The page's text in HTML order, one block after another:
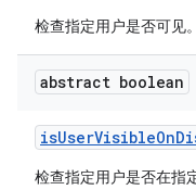
检查指定用户是否可见。
abstract boolean
isUserVisibleOn
检查指定用户是否在指